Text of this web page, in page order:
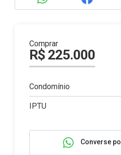
Comprar
R$ 225.000
Condomínio
IPTU
Converse